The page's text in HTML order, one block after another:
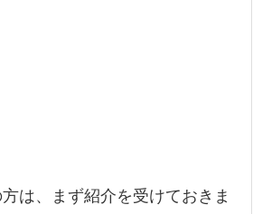
は、まず紹介を受けておきま